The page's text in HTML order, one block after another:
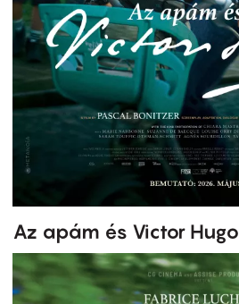
Az apám és Victor Hugo